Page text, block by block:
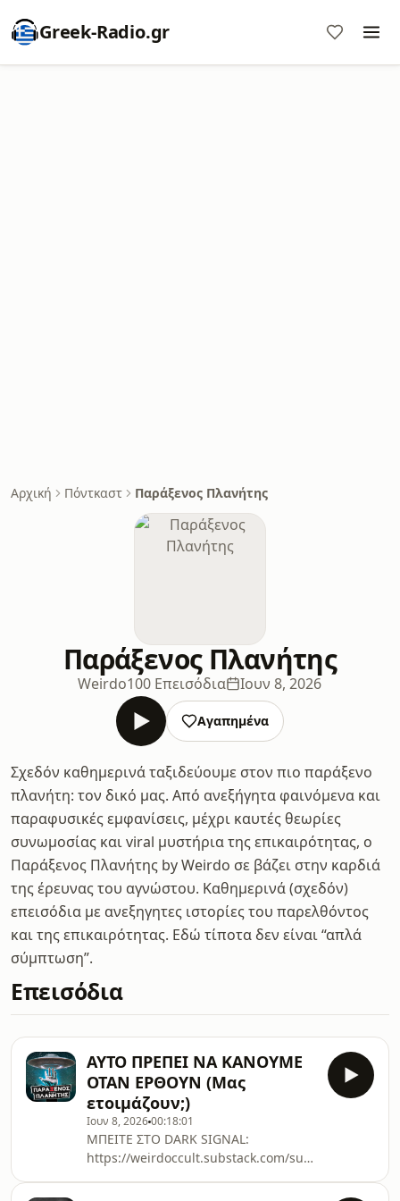
Greek-Radio.gr
Αρχική Πόντκαστ Παράξενος Πλανήτης
Παράξενος Πλανήτης
Weirdo100 Επεισόδια Ιουν 8, 2026
Αγαπημένα
Σχεδόν καθημερινά ταξιδεύουμε στον πιο παράξενο
πλανήτη: τον δικό μας. Από ανεξήγητα φαινόμενα και
παραφυσικές εμφανίσεις, μέχρι καυτές θεωρίες
συνωμοσίας και viral μυστήρια της επικαιρότητας, ο
Παράξενος Πλανήτης by Weirdo σε βάζει στην καρδιά
της έρευνας του αγνώστου. Καθημερινά (σχεδόν)
επεισόδια με ανεξηγητες ιστορίες του παρελθόντος
και της επικαιρότητας. Εδώ τίποτα δεν είναι “απλά
σύμπτωση”.
Επεισόδια
ΑΥΤΟ ΠΡΕΠΕΙ ΝΑ ΚΑΝΟΥΜΕ
ΟΤΑΝ ΕΡΘΟΥΝ (Μας
ετοιμάζουν;)
Ιουν 8, 202600:18:01
ΜΠΕΙΤΕ ΣΤΟ DARK SIGNAL:
⁠⁠⁠⁠⁠⁠⁠https://weirdoccult.substack.com/